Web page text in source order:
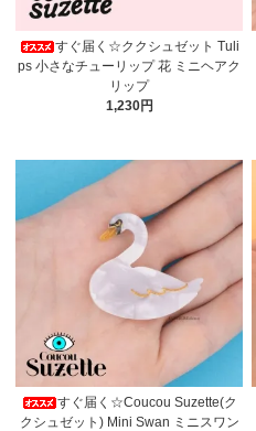
すぐ届く☆ククシュゼット Tuli
ps 小さなチューリップ 花 ミニヘアク
リップ
1,230円
すぐ届く☆Coucou Suzette(ク
クシュゼット) Mini Swan ミニスワン